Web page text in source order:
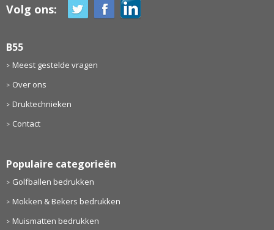
Volg ons:
B55
Meest gestelde vragen
Over ons
Druktechnieken
Contact
Populaire categorieën
Golfballen bedrukken
Mokken & Bekers bedrukken
Muismatten bedrukken